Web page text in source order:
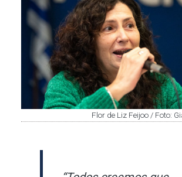
Flor de Liz Feijoo / Foto: